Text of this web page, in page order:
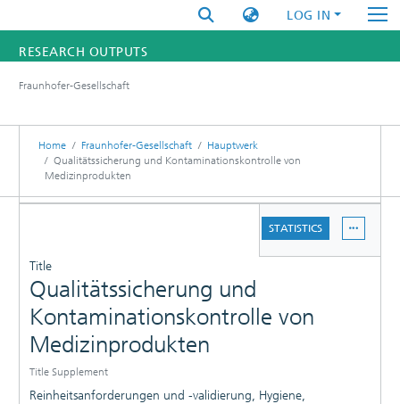
LOG IN
RESEARCH OUTPUTS
RESEARCHERS
INSTITUTES
Fraunhofer-Gesellschaft
Home Fraunhofer-Gesellschaft
Hauptwerk
Qualitätssicherung und Kontaminationskontrolle von
Medizinprodukten
STATISTICS
Title
Qualitätssicherung und
Kontaminationskontrolle von
Medizinprodukten
Title Supplement
Reinheitsanforderungen und -validierung, Hygiene,